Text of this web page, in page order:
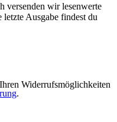
versenden wir lesenwerte
Ausgabe findest du
Widerrufsmöglichkeiten
.